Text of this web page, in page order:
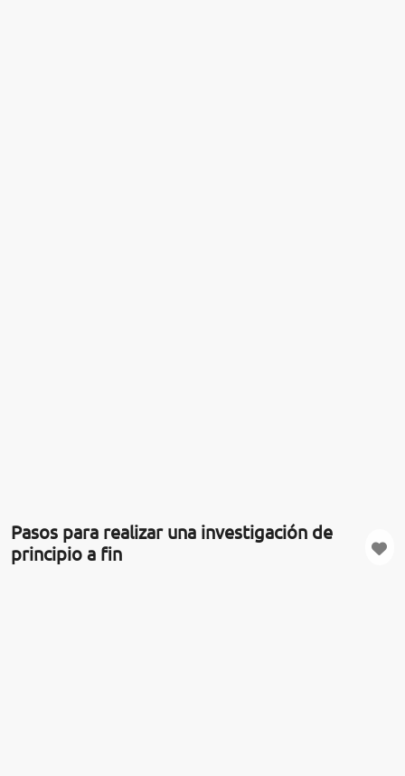
Pasos para realizar una investigación de
principio a fin